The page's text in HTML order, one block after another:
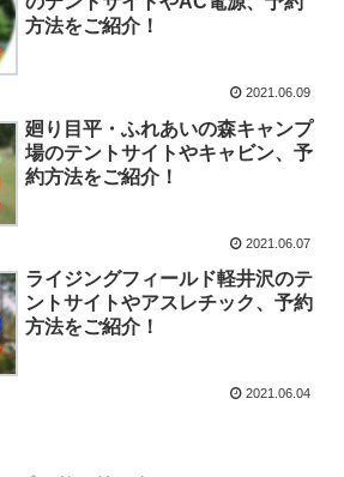
方法をご紹介！
2021.06.09
廻り目平・ふれあいの森キャンプ
場のテントサイトやキャビン、予
約方法をご紹介！
2021.06.07
ライジングフィールド軽井沢のテ
ントサイトやアスレチック、予約
方法をご紹介！
2021.06.04